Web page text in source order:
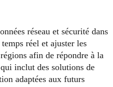
réseau et sécurité dans
réel et ajuster les
afin de répondre à la
inclut des solutions de
adaptées aux futurs